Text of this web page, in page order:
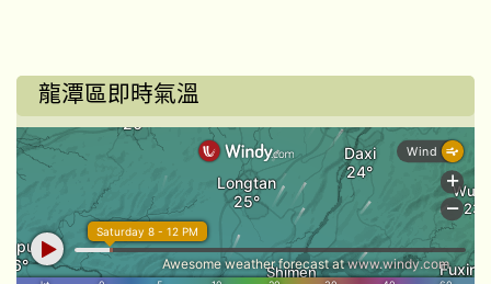
龍潭區即時氣溫